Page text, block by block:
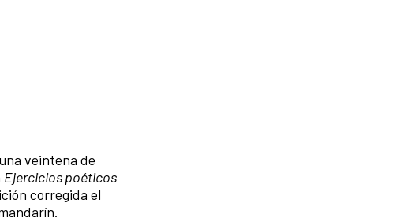
veintena de
Ejercicios poéticos
corregida el